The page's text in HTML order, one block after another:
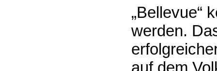
„Bellevue“
werden.
auf dem